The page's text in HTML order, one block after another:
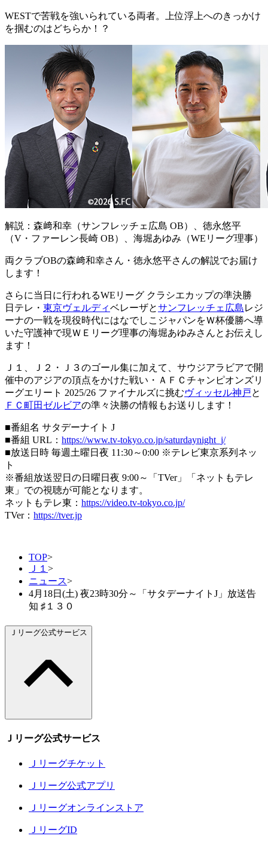
WESTで苦戦を強いられている両者。上位浮上へのきっかけ
を掴むのはどちらか！？
解説：森﨑和幸（サンフレッチェ広島 OB）、徳永悠平
（V・ファーレン長崎 OB）、海堀あゆみ（WEリーグ理事）
両クラブOBの森﨑和幸さん・徳永悠平さんの解説でお届け
します！
さらに当日に行われるWEリーグ クラシエカップの準決勝
日テレ・ 東京ヴェルディベレーザとサンフレッチェ広島レジ
ーナの一戦を現役時代にはなでしこジャパンをＷ杯優勝へ導
いた守護神で現ＷＥリーグ理事の海堀あゆみさんとお伝えし
ます！
Ｊ１、Ｊ２・Ｊ３のゴール集に加えて、サウジアラビアで開
催中のアジアの頂点をかけた戦い・ＡＦＣチャンピオンズリ
ーグエリート 2025/26 ファイナルズに挑むヴィッセル神戸と
ＦＣ町田ゼルビアの準々決勝の情報もお送りします！
■番組名 サタデーナイト J
■番組 URL： https://www.tv-tokyo.co.jp/saturdaynight_j/
■放送日時 毎週土曜日夜 11:30～0:00 ※テレビ東京系列ネッ
ト
※番組放送翌日の日曜日夜 9:00～「TVer」「ネットもテレ
東」での視聴が可能となります。
ネットもテレ東： https://video.tv-tokyo.co.jp/
TVer： https://tver.jp
TOP>
Ｊ１ >
ニュース>
4月18日(土) 夜23時30分～「サタデーナイトJ」放送告
知 ♯１３０
Ｊリーグ公式サービス
Ｊリーグ公式サービス
Ｊリーグチケット
Ｊリーグ公式アプリ
Ｊリーグオンラインストア
ＪリーグID